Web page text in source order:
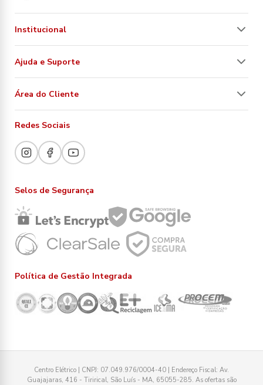
Institucional
Ajuda e Suporte
Área do Cliente
Redes Sociais
Selos de Segurança
Política de Gestão Integrada
Centro Elétrico | CNPJ: 07.049.976/0004-40 | Endereço Fiscal: Av.
Guajajaras, 416 - Tirirical, São Luís - MA, 65055-285. As ofertas são